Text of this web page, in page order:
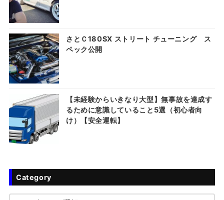
さとＣ180SX ストリート チューニング ス
ペック公開
【未経験からいきなり大型】無事故を達成す
るために意識していること5選（初心者向
け）【安全運転】
Category